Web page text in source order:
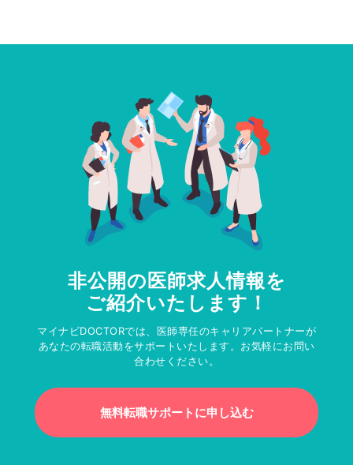
非公開の医師求人情報を
ご紹介いたします！
マイナビDOCTORでは、医師専任のキャリアパートナーが
あなたの転職活動をサポートいたします。お気軽にお問い
合わせください。
無料転職サポートに申し込む